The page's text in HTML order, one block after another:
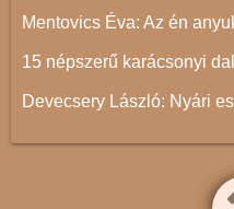
Mentovics Éva: Az én
15 népszerű karácsonyi
Devecsery László: Nyári